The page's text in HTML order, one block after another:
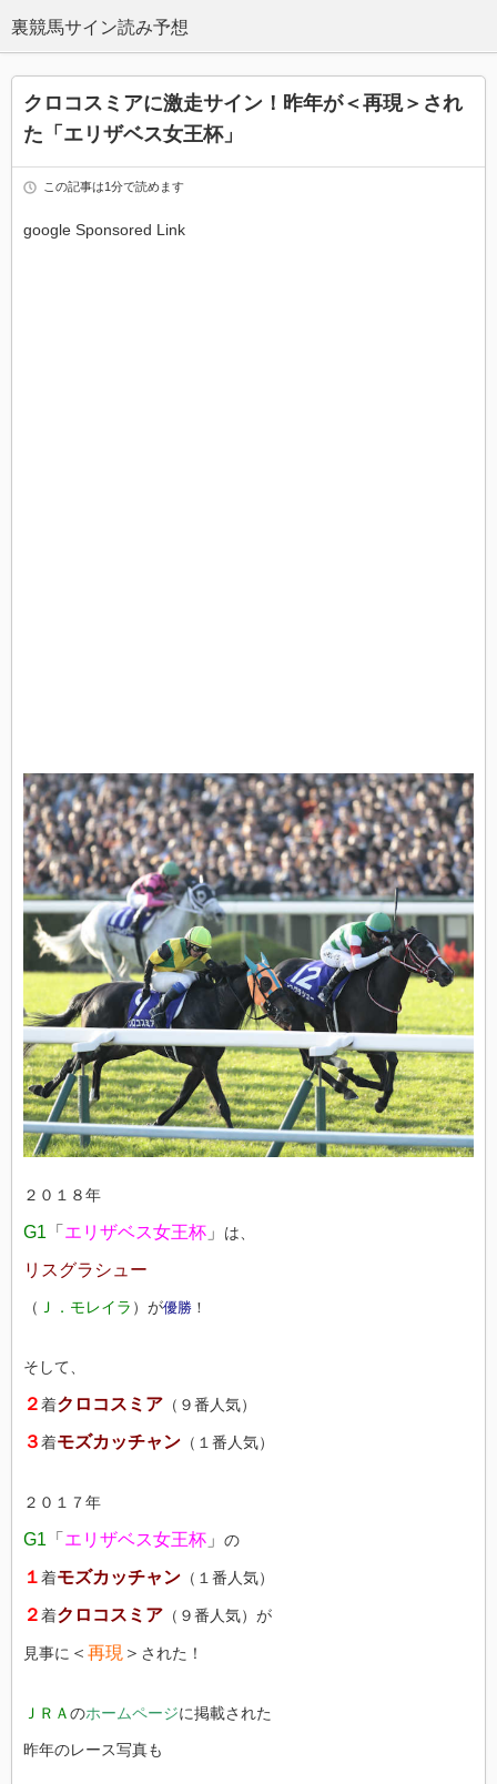
クロコスミアに激走サイン！昨年が＜再現＞され
た「エリザベス女王杯」
この記事は1分で読めます
google Sponsored Link
２０１８年
G1 「 エリザベス女王杯 」 は、
リスグラシュー
（ Ｊ．モレイラ ）が優勝 ！
そして、
２着クロコスミア （９番人気）
３着モズカッチャン （１番人気）
２０１７年
G1 「 エリザベス女王杯 」 の
１着モズカッチャン （１番人気）
２着クロコスミア （９番人気）が
見事に ＜ 再現 ＞ された！
ＪＲＡのホームページに掲載された
昨年のレース写真も